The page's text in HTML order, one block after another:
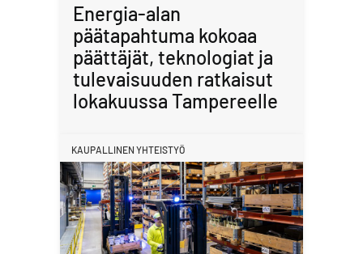
Energia-alan
päätapahtuma kokoaa
päättäjät, teknologiat ja
tulevaisuuden ratkaisut
lokakuussa Tampereelle
KAUPALLINEN YHTEISTYÖ